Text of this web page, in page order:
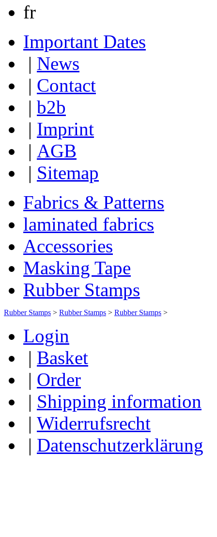
fr
Important Dates
| News
| Contact
| b2b
| Imprint
| AGB
| Sitemap
Fabrics & Patterns
laminated fabrics
Accessories
Masking Tape
Rubber Stamps
Rubber Stamps > Rubber Stamps > Rubber Stamps >
Login
| Basket
| Order
| Shipping information
| Widerrufsrecht
| Datenschutzerklärung